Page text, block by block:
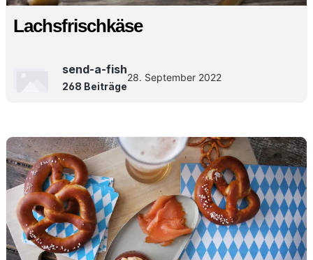
Lachsfrischkäse
send-a-fish
268 Beiträge
28. September 2022